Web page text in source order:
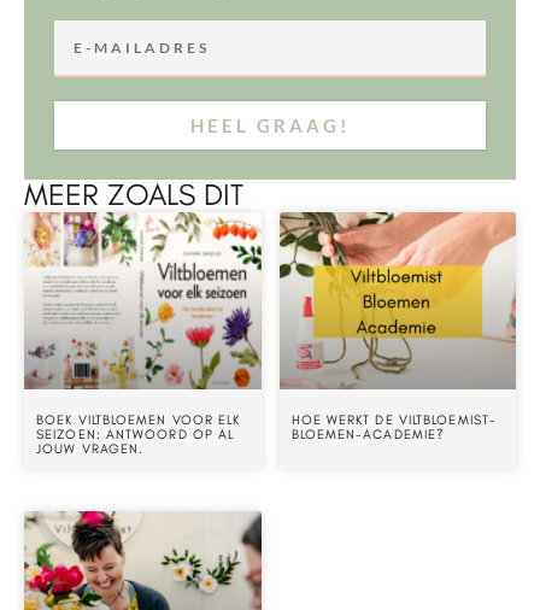
HEEL GRAAG!
MEER ZOALS DIT
BOEK VILTBLOEMEN VOOR ELK
SEIZOEN: ANTWOORD OP AL
JOUW VRAGEN.
HOE WERKT DE VILTBLOEMIST-
BLOEMEN-ACADEMIE?